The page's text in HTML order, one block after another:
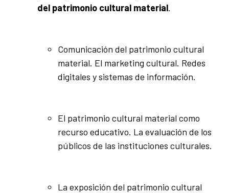
del patrimonio cultural material.
Comunicación del patrimonio cultural
material. El marketing cultural. Redes
digitales y sistemas de información.
El patrimonio cultural material como
recurso educativo. La evaluación de los
públicos de las instituciones culturales.
La exposición del patrimonio cultural